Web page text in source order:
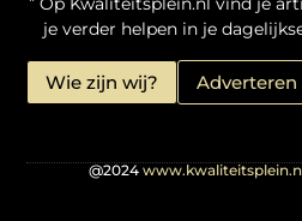
je verder helpen in je
Wie zijn wij? Adverteren
@2024